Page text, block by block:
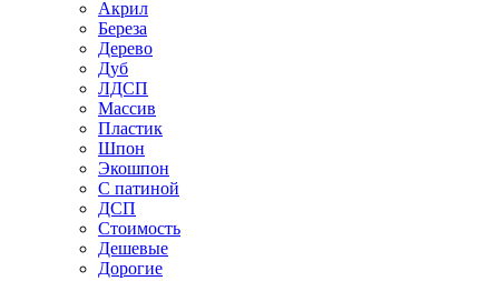
Акрил
Береза
Дерево
Дуб
ЛДСП
Массив
Пластик
Шпон
Экошпон
С патиной
ДСП
Стоимость
Дешевые
Дорогие